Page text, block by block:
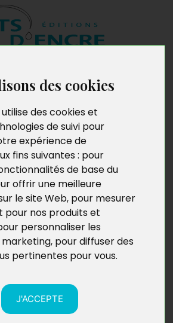
des cookies
des cookies et
de suivi pour
expérience de
fins suivantes : pour
de base du
offrir une meilleure
le site Web, pour mesurer
nos produits et
personnaliser les
, pour diffuser des
pertinentes pour vous.
J'ACCEPTE